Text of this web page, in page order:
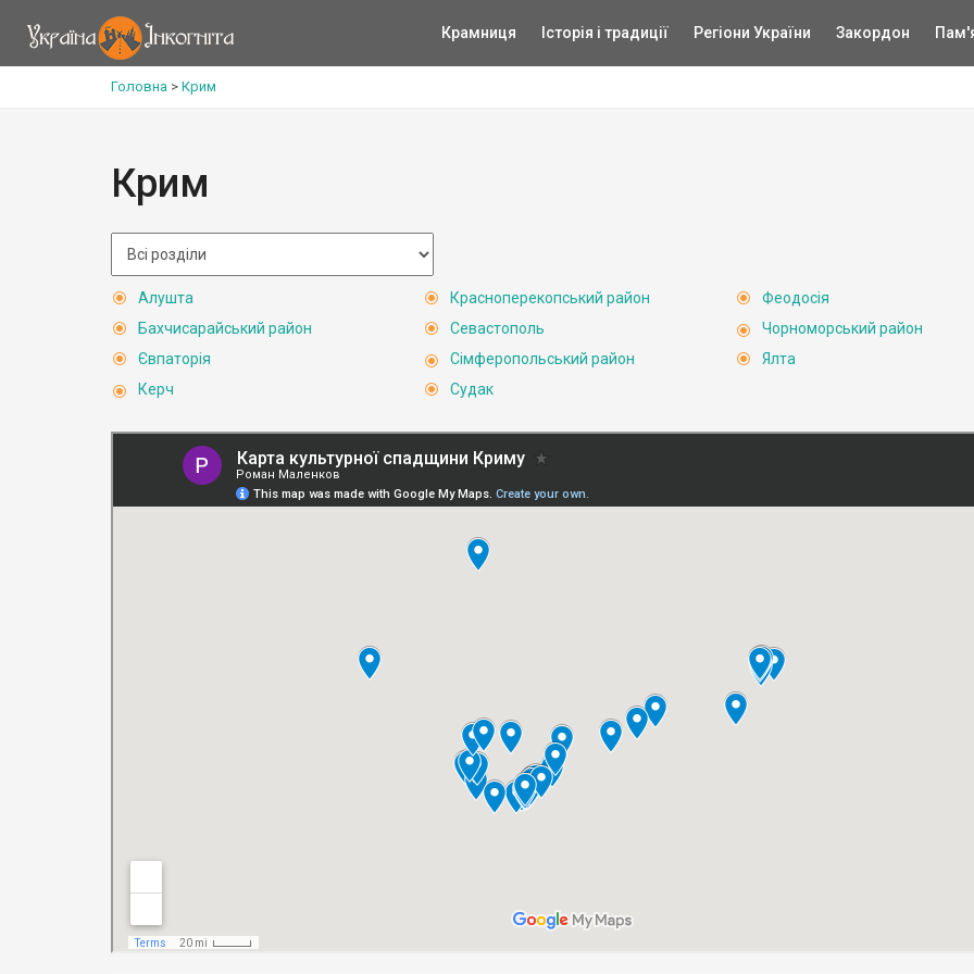
Крамниця Історія і традиції Регіони України Закордон
Головна > Крим
Крим
Алушта
Бахчисарайський район
Євпаторія
Керч
Красноперекопський район
Севастополь
Сімферопольський район
Судак
Феодосія
Чорноморський район
Ялта